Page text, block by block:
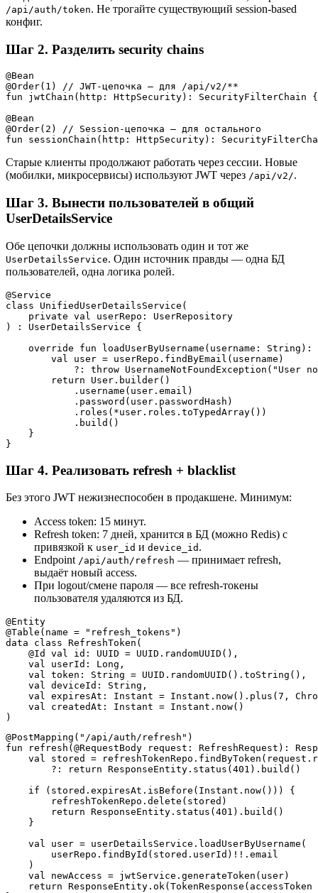
/api/auth/token. Не трогайте существующий session-based
конфиг.
Шаг 2. Разделить security chains
@Bean
@Order(1) // JWT-цепочка — для /api/v2/**
fun jwtChain(http: HttpSecurity):
@Bean
@Order(2) // Session-цепочка — для остального
Старые клиенты продолжают работать через сессии. Новые
(мобилки, микросервисы) используют JWT через /api/v2/.
Шаг 3. Вынести пользователей в общий
UserDetailsService
Обе цепочки должны использовать один и тот же
UserDetailsService. Один источник правды — одна БД
пользователей, одна логика ролей.
@Service
class UnifiedUserDetailsService(
    private val userRepo: UserRepository
) : UserDetailsService {
override fun loadUserByUsername(username: String):
        val user = userRepo.findByEmail(username)
?: throw UsernameNotFoundException("User
        return User.builder()
            .username(user.email)
            .password(user.passwordHash)
            .roles(*user.roles.toTypedArray())
            .build()
    }
Шаг 4. Реализовать refresh + blacklist
Без этого JWT нежизнеспособен в продакшене. Минимум:
Access token: 15 минут.
Refresh token: 7 дней, хранится в БД (можно Redis) с
привязкой к user_id и device_id .
Endpoint /api/auth/refresh — принимает refresh,
выдаёт новый access.
При logout/смене пароля — все refresh-токены
пользователя удаляются из БД.
@Entity
@Table(name = "refresh_tokens")
data class RefreshToken(
    @Id val id: UUID = UUID.randomUUID(),
    val userId: Long,
    val token: String = UUID.randomUUID().toString(),
    val deviceId: String,
val expiresAt: Instant = Instant.now().plus(7,
    val createdAt: Instant = Instant.now()
@PostMapping("/api/auth/refresh")
fun refresh(@RequestBody request: RefreshRequest):
val stored =
        ?: return ResponseEntity.status(401).build()
    if (stored.expiresAt.isBefore(Instant.now())) {
        refreshTokenRepo.delete(stored)
        return ResponseEntity.status(401).build()
    }
    val user = userDetailsService.loadUserByUsername(
        userRepo.findById(stored.userId)!!.email
    )
    val newAccess = jwtService.generateToken(user)
return ResponseEntity.ok(TokenResponse(accessToken